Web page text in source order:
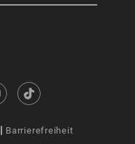
Barrierefreiheit